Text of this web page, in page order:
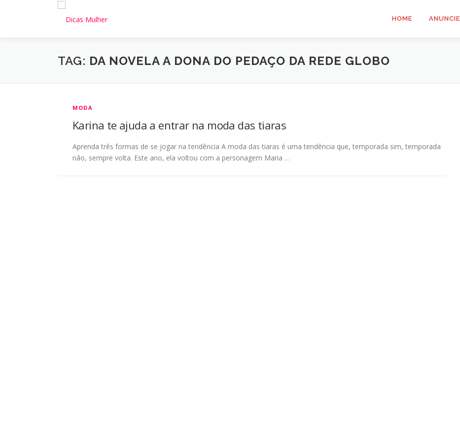
conteúdo
HOME ANUNCIE
TAG: DA NOVELA A DONA DO PEDAÇO DA REDE GLOBO
MODA
Karina te ajuda a entrar na moda das tiaras
Aprenda três formas de se jogar na tendência A moda das tiaras é uma tendência que, temporada sim, temporada
não, sempre volta. Este ano, ela voltou com a personagem Maria …